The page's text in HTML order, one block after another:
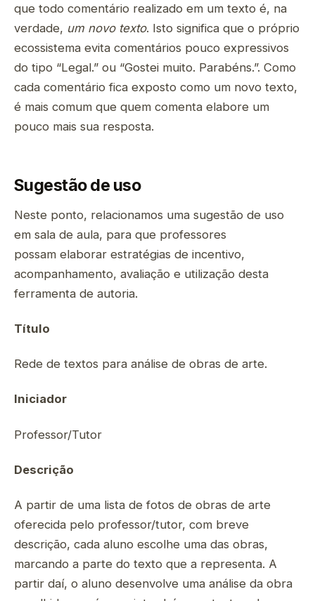
que todo comentário realizado em um texto é, na
verdade, um novo texto. Isto significa que o próprio
ecossistema evita comentários pouco expressivos
do tipo “Legal.” ou “Gostei muito. Parabéns.”. Como
cada comentário fica exposto como um novo texto,
é mais comum que quem comenta elabore um
pouco mais sua resposta.
Sugestão de uso
Neste ponto, relacionamos uma sugestão de uso
em sala de aula, para que professores
possam elaborar estratégias de incentivo,
acompanhamento, avaliação e utilização desta
ferramenta de autoria.
Título
Rede de textos para análise de obras de arte.
Iniciador
Professor/Tutor
Descrição
A partir de uma lista de fotos de obras de arte
oferecida pelo professor/tutor, com breve
descrição, cada aluno escolhe uma das obras,
marcando a parte do texto que a representa. A
partir daí, o aluno desenvolve uma análise da obra